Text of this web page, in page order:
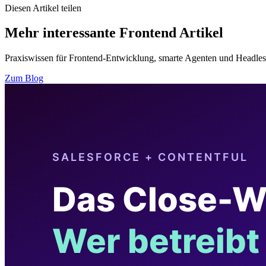
Diesen Artikel teilen
Mehr interessante Frontend Artikel
Praxiswissen für Frontend-Entwicklung, smarte Agenten und
Zum Blog